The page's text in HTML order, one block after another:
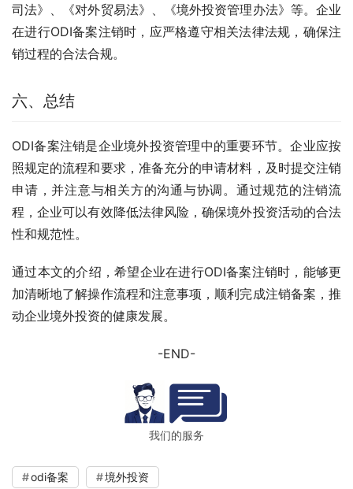
司法》、《对外贸易法》、《境外投资管理办法》等。企业
在进行ODI备案注销时，应严格遵守相关法律法规，确保注
销过程的合法合规。
六、总结
ODI备案注销是企业境外投资管理中的重要环节。企业应按
照规定的流程和要求，准备充分的申请材料，及时提交注销
申请，并注意与相关方的沟通与协调。通过规范的注销流
程，企业可以有效降低法律风险，确保境外投资活动的合法
性和规范性。
通过本文的介绍，希望企业在进行ODI备案注销时，能够更
加清晰地了解操作流程和注意事项，顺利完成注销备案，推
动企业境外投资的健康发展。
-END-
我们的服务
odi备案 境外投资